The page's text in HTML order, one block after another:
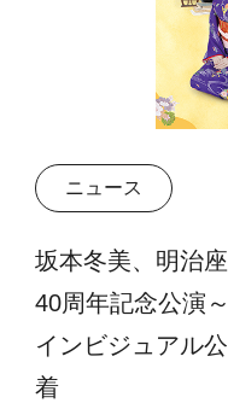
ニュース
坂本冬美、明治
40周年記念公演
インビジュアル
着